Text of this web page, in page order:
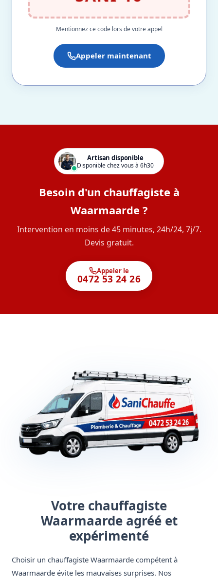
Mentionnez ce code lors de votre appel
Appeler maintenant
Artisan disponible
Disponible chez vous à 6h30
Besoin d'un chauffagiste à
Waarmaarde ?
Intervention en moins de 45 minutes, 24h/24, 7j/7.
Devis gratuit.
Appeler le
0472 53 24 26
Votre chauffagiste
Waarmaarde agréé et
expérimenté
Choisir un chauffagiste Waarmaarde compétent à
Waarmaarde évite les mauvaises surprises. Nos